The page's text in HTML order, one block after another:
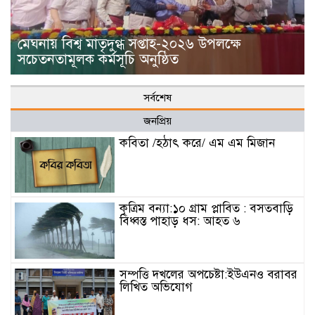
মেঘনায় বিশ্ব মাতৃদুগ্ধ সপ্তাহ-২০২৬ উপলক্ষে
সচেতনতামূলক কর্মসূচি অনুষ্ঠিত
সর্বশেষ
জনপ্রিয়
কবিতা /হঠাৎ করে/ এম এম মিজান
কৃত্রিম বন্যা:১০ গ্রাম প্লাবিত : বসতবাড়ি
বিধ্বস্ত পাহাড় ধস: আহত ৬
সম্পত্তি দখলের অপচেষ্টা:ইউএনও বরাবর
লিখিত অভিযোগ